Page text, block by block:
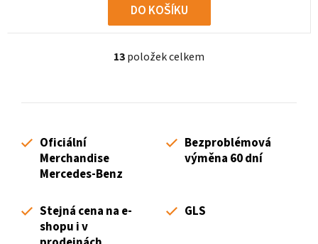
DO KOŠÍKU
O
l
13položek celkem
Oficiální
Merchandise
Mercedes-Benz
Bezproblémová
výměna 60 dní
Stejná cena na e-
shopu i v
GLS